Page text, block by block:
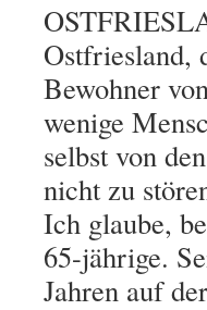
Ostfriesland,
Bewohner
wenige
selbst von
nicht zu
Ich glaube,
65-jährige.
Jahren auf